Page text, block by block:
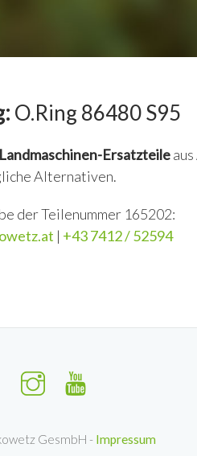
O.Ring 86480 S95
Ersatzteileaus
Alternativen.
der Teilenummer 165202:
| +43 7412 / 52594
GesmbH - Impressum